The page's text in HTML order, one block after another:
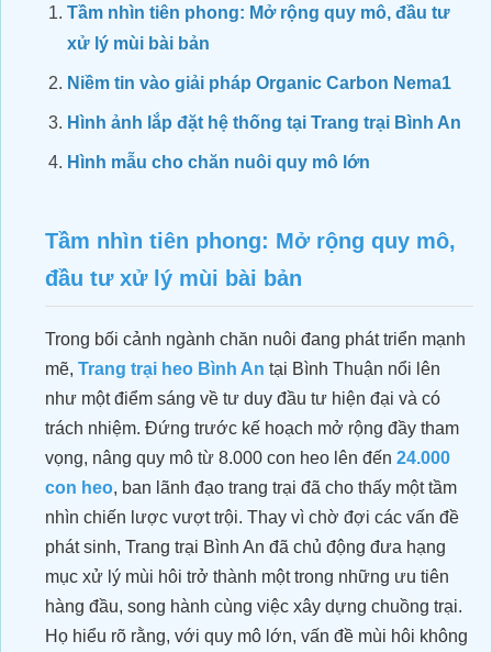
Tầm nhìn tiên phong: Mở rộng quy mô, đầu tư
xử lý mùi bài bản
Niềm tin vào giải pháp Organic Carbon Nema1
Hình ảnh lắp đặt hệ thống tại Trang trại Bình An
Hình mẫu cho chăn nuôi quy mô lớn
Tầm nhìn tiên phong: Mở rộng quy mô,
đầu tư xử lý mùi bài bản
Trong bối cảnh ngành chăn nuôi đang phát triển mạnh
mẽ, Trang trại heo Bình An tại Bình Thuận nổi lên
như một điểm sáng về tư duy đầu tư hiện đại và có
trách nhiệm. Đứng trước kế hoạch mở rộng đầy tham
vọng, nâng quy mô từ 8.000 con heo lên đến 24.000
con heo, ban lãnh đạo trang trại đã cho thấy một tầm
nhìn chiến lược vượt trội. Thay vì chờ đợi các vấn đề
phát sinh, Trang trại Bình An đã chủ động đưa hạng
mục xử lý mùi hôi trở thành một trong những ưu tiên
hàng đầu, song hành cùng việc xây dựng chuồng trại.
Họ hiểu rõ rằng, với quy mô lớn, vấn đề mùi hôi không